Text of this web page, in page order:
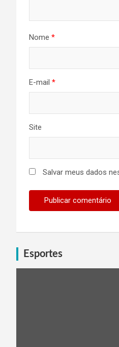
Nome *
E-mail *
Site
Salvar meus dados
Esportes